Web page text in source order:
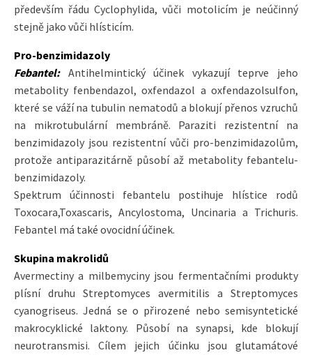
především řádu Cyclophylida, vůči motolicím je neúčinný
stejně jako vůči hlísticím.
Pro-benzimidazoly
Febantel:Antihelmintický účinek vykazují teprve jeho
metabolity fenbendazol, oxfendazol a oxfendazolsulfon,
které se váží na tubulin nematodů a blokují přenos vzruchů
na mikrotubulární membráně. Paraziti rezistentní na
benzimidazoly jsou rezistentní vůči pro-benzimidazolům,
protože antiparazitárně působí až metabolity febantelu-
benzimidazoly.
Spektrum účinnosti febantelu postihuje hlístice rodů
Toxocara,Toxascaris, Ancylostoma, Uncinaria a Trichuris.
Febantel má také ovocidní účinek.
Skupina makrolidů
Avermectiny a milbemyciny jsou fermentačními produkty
plísní druhu Streptomyces avermitilis a Streptomyces
cyanogriseus. Jedná se o přirozené nebo semisyntetické
makrocyklické laktony. Působí na synapsi, kde blokují
neurotransmisi. Cílem jejich účinku jsou glutamátové